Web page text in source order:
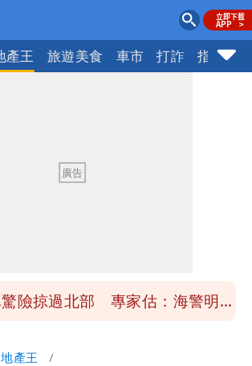
產王 旅遊美食 車市 打詐 指標企
能交代」 捐500萬獎學金延續愛
颱風逼近！鄭明典示警「恐遇黑潮
買一整桌卡盒
險掠過北部 專家估：海警明發
地產王